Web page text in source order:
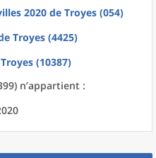
2020 de Troyes (054)
Troyes (4425)
Troyes (10387)
n’appartient :